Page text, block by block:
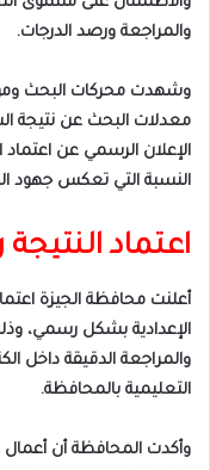
والمراجعة ورصد الدرجات.
وشهدت محركات البحث
النسبة التي تعكس جهود
اعتماد
أعلنت محافظة الجيزة
الإعدادية بشكل رسمي،
والمراجعة الدقيقة داخل
التعليمية بالمحافظة.
وأكدت المحافظة أن